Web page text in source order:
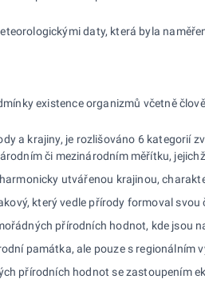
daty, která byla
existence organizmů včetně
a krajiny, je rozlišováno 6 kategorií
či mezinárodním měřítku,
utvářenou krajinou,
který vedle přírody formoval
přírodních hodnot, kde
památka, ale pouze s regionálním
přírodních hodnot se zastoupením